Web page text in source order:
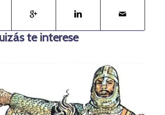
te interese